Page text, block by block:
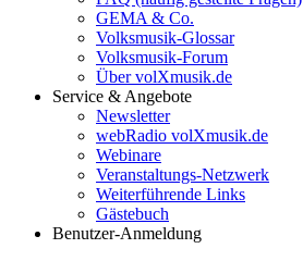
GEMA & Co.
Volksmusik-Glossar
Volksmusik-Forum
Über volXmusik.de
Service & Angebote
Newsletter
webRadio volXmusik.de
Webinare
Veranstaltungs-Netzwerk
Weiterführende Links
Gästebuch
Benutzer-Anmeldung